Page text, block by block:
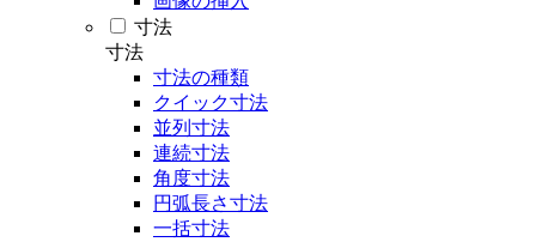
寸法
寸法
寸法の種類
クイック寸法
並列寸法
連続寸法
角度寸法
円弧長さ寸法
一括寸法